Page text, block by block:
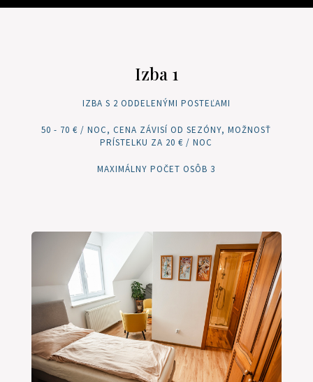
Izba 1
IZBA S 2 ODDELENÝMI POSTEĽAMI
50 - 70 € / NOC, CENA ZÁVISÍ OD SEZÓNY, MOŽNOSŤ
PRÍSTELKU ZA 20 € / NOC
MAXIMÁLNY POČET OSÔB 3